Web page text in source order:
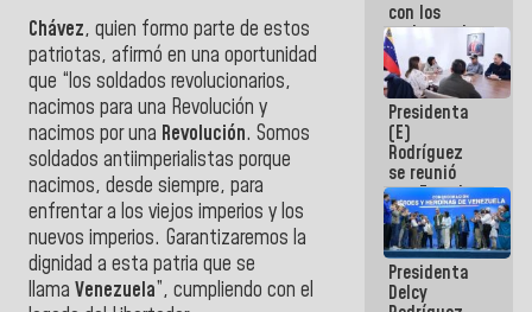
Chávez, quien formo parte de estos
patriotas, afirmó en una oportunidad
que “los soldados revolucionarios,
nacimos para una Revolución y
nacimos por una Revolución. Somos
soldados antiimperialistas porque
nacimos, desde siempre, para
enfrentar a los viejos imperios y los
nuevos imperios. Garantizaremos la
dignidad a esta patria que se
llama Venezuela”, cumpliendo con el
con los
trabajos de
mantenimiento
e inspección
en la Línea 2
Presidenta
(E)
Rodríguez
se reunió
con Estado
Mayor
Eléctrico
para
abordar
planes de
Presidenta
Delcy